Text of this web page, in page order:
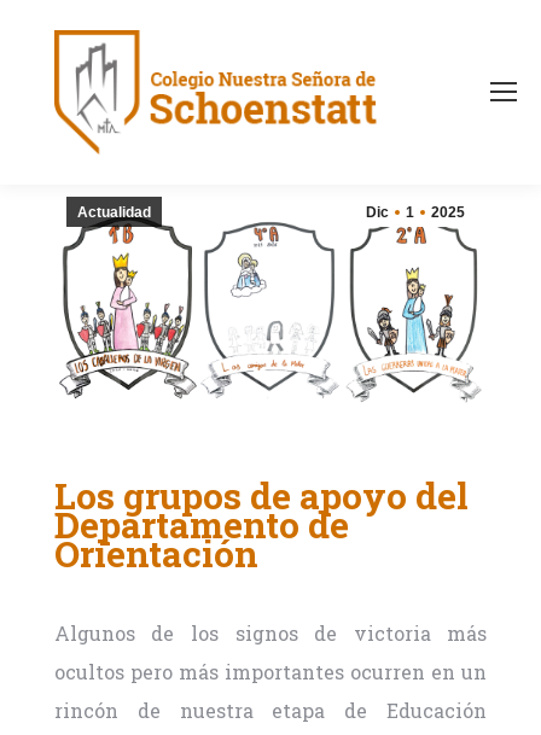
Dic 1 2025
Actualidad
Los grupos de apoyo del
Departamento de
Orientación
Algunos de los signos de victoria más
ocultos pero más importantes ocurren en un
rincón de nuestra etapa de Educación